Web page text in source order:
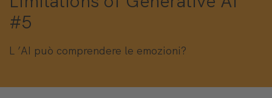
#5
L ’AI può comprendere le emozioni?